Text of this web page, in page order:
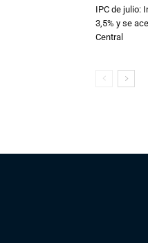
IPC de julio:
3,5% y se
Central